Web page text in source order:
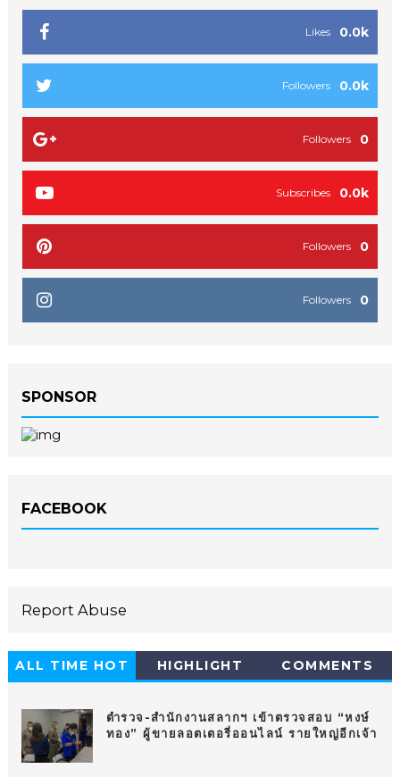
0.0k
Likes
0.0k
Followers
0
Followers
0.0k
Subscribes
0
Followers
0
Followers
SPONSOR
FACEBOOK
Report Abuse
ALL TIME HOT
HIGHLIGHT COMMENTS
ตำรวจ-สำนักงานสลากฯ เข้าตรวจสอบ “หงษ์
ทอง” ผู้ขายลอตเตอรี่ออนไลน์ รายใหญ่อีกเจ้า